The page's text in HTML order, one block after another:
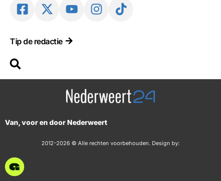
Tip de redactie
Van, voor en door Nederweert
2012-2026 © Alle rechten voorbehouden. Design by: